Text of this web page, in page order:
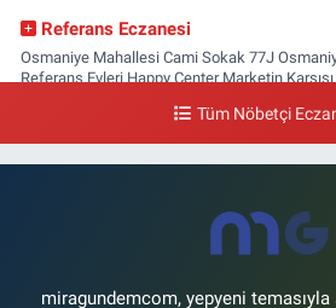
Referans Eczanesi
Osmaniye Mahallesi Cami Sokak 77J
Referans Evleri Happy Center Marketin
Yol Tarifi Al
Şenlikköy Mahallesi Harman Sokak 43 4B
Tüm Nöbetçi
miragundemcom, yepyeni